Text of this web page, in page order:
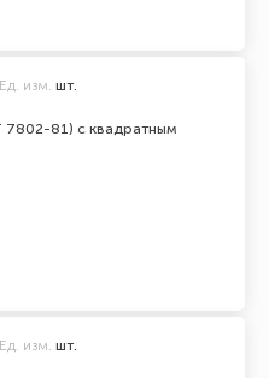
7802-81) с квадратным
Ед. изм. шт.
Ед. изм. шт.